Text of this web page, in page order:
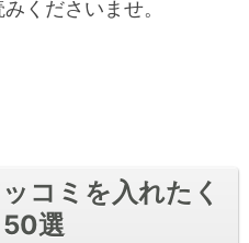
くださいませ。
コミを入れたく
50選